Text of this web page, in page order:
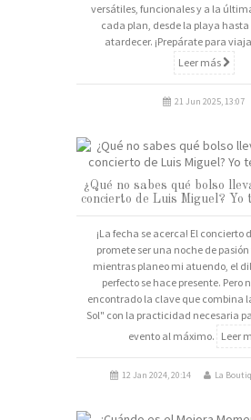
versátiles, funcionales y a la
cada plan, desde la playa
atardecer. ¡Prepárate para
Leer más
21 Jun 2025, 13:07
¿Qué no sabes qué bolso
concierto de Luis Miguel? Yo
¡La fecha se acerca! El concierto
promete ser una noche de
mientras planeo mi atuendo, el
perfecto se hace presente. Pero
encontrado la clave que combina
Sol" con la practicidad necesaria
evento al máximo. Leer
12 Jan 2024, 20:14 La